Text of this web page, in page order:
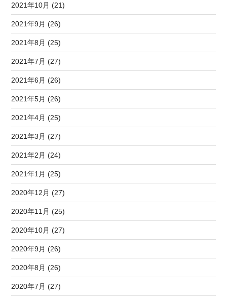
2021年10月 (21)
2021年9月 (26)
2021年8月 (25)
2021年7月 (27)
2021年6月 (26)
2021年5月 (26)
2021年4月 (25)
2021年3月 (27)
2021年2月 (24)
2021年1月 (25)
2020年12月 (27)
2020年11月 (25)
2020年10月 (27)
2020年9月 (26)
2020年8月 (26)
2020年7月 (27)